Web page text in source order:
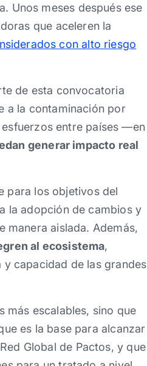
Unos meses después ese
que aceleren la
con alto riesgo
de esta convocatoria
a la contaminación por
entre países —en
generar impacto real
para los objetivos del
la adopción de cambios y
manera aislada. Además,
al ecosistema,
capacidad de las grandes
más escalables, sino que
es la base para alcanzar
Global de Pactos, y que